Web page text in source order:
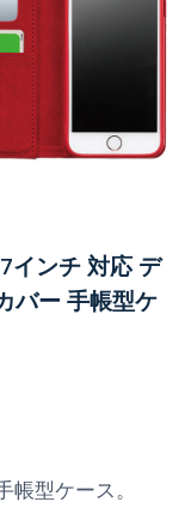
インチ 対応 デ
バー 手帳型ケ
型ケース。